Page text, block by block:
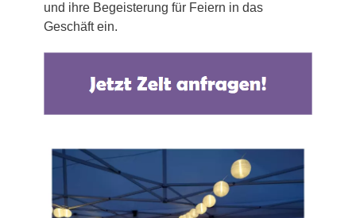
und ihre Begeisterung für Feiern in das
Geschäft ein.